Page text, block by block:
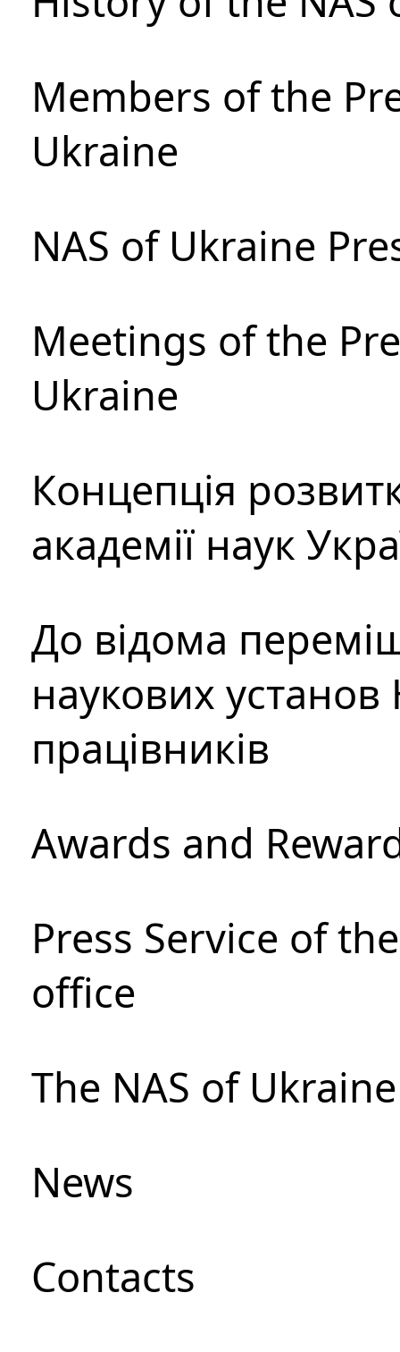
Members of the
Ukraine
NAS of Ukraine
Meetings of the
Ukraine
Концепція
академії наук
До відома
наукових установ
працівників
Awards and
Press Service of
office
The NAS of
News
Сontacts